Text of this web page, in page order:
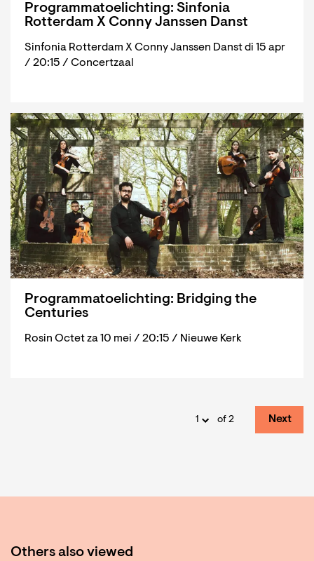
Programmatoelichting: Sinfonia
Rotterdam X Conny Janssen Danst
Sinfonia Rotterdam X Conny Janssen Danst di 15 apr
/ 20:15 / Concertzaal
Programmatoelichting: Bridging the
Centuries
Rosin Octet za 10 mei / 20:15 / Nieuwe Kerk
of 2 Next
Others also viewed